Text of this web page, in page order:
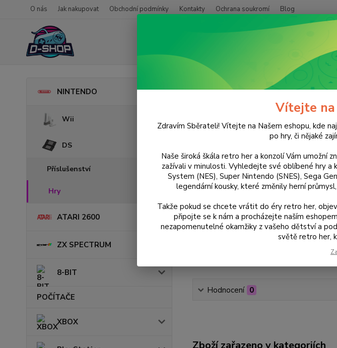
O nás Jak nakupovat Obchodní podmínky Kontakty Ochrana soukromí Blog
NINTENDO
Wii
DS
Příslušenství
Hry
ATARI 2600
ZX SPECTRUM
8-BIT
POČÍTAČE
XBOX
NINTENDO DS Sam
Sam Power:
Hodnocení 0
Zboží zařazeno v kategoriích
Vítejte na
Zdravím Sběrateli! Vítejte na Našem eshopu, kde
po hry, či nějaké
Naše široká škála retro her a konzolí Vám umožní
zažívali v minulosti. Vyhledejte své oblíbené hry
System (NES), Super Nintendo (SNES), Sega
legendární kousky, které změnily herní
Takže pokud se chcete vrátit do éry retro her,
připojte se k nám a procházejte naším
nezapomenutelné okamžiky z vašeho dětství a
světě retro her,